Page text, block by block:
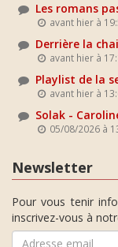
Les romans
avant hier à
Derrière la
avant hier à
Playlist de la
avant hier à
Solak -
05/08/2026 à
Newsletter
Pour vous tenir
inscrivez-vous à